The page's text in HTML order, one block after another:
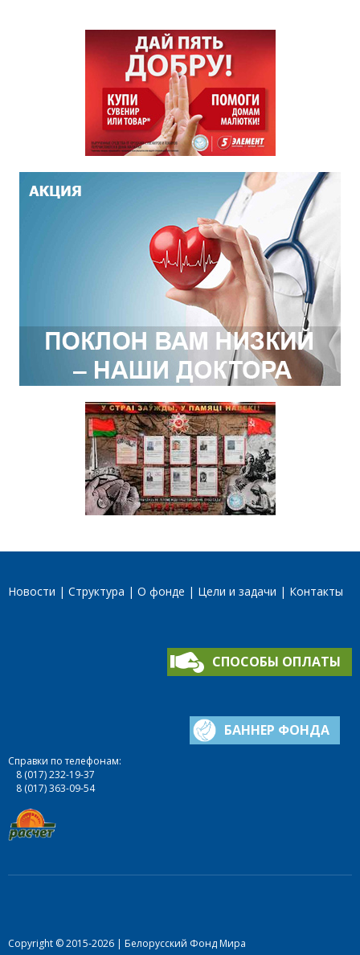
Новости Структура О фонде Цели и задачи Контакты
СПОСОБЫ ОПЛАТЫ
БАННЕР ФОНДА
Справки по телефонам:
8 (017) 232-19-37
8 (017) 363-09-54
Copyright © 2015-2026 | Белорусский Фонд Мира